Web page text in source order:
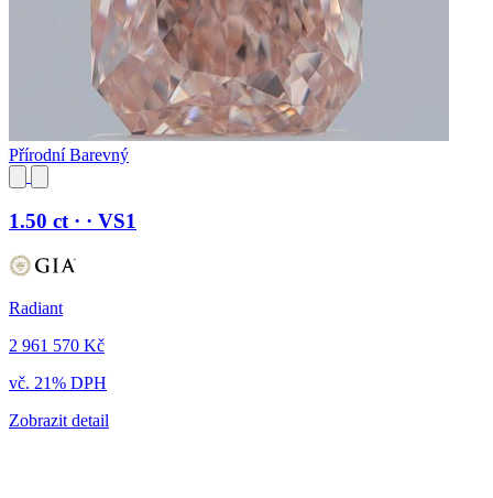
Přírodní Barevný
1.50 ct · · VS1
Radiant
2 961 570 Kč
vč. 21% DPH
Zobrazit detail